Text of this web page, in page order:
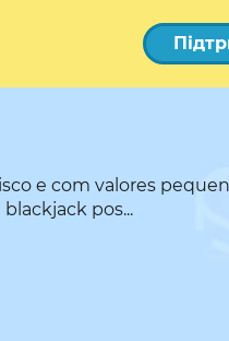
e com valores
pos...